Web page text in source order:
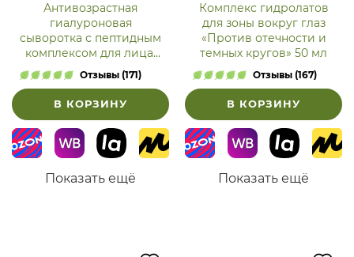
Антивозрастная
гиалуроновая
сыворотка с пептидным
комплексом для лица,
шеи и зоны декольте с
подтягивающим
эффектом
Отзывы (171)
В КОРЗИНУ
Показать ещё
Комплекс гидролатов
для зоны вокруг глаз
«Против отечности и
темных кругов» 50 мл
Отзывы (167)
В КОРЗИНУ
Показать ещё